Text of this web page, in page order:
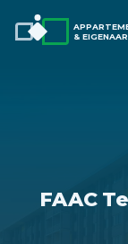
& EIGENAAR
FAAC